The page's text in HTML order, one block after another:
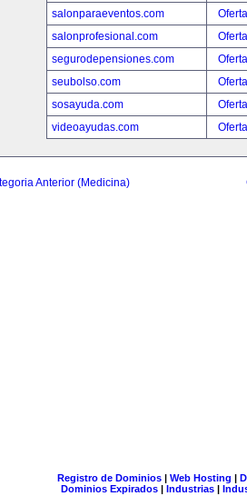
salonparaeventos.com
salonprofesional.com
segurodepensiones.com
seubolso.com
sosayuda.com
videoayudas.com
Anterior (Medicina)
Registro de Dominios| Web Hosting |
Dominios Expirados | Industrias |